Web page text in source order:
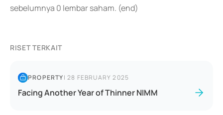
sebelumnya 0 lembar saham. (end)
RISET TERKAIT
PROPERTY|28 FEBRUARY 2025
Facing Another Year of Thinner NIMM